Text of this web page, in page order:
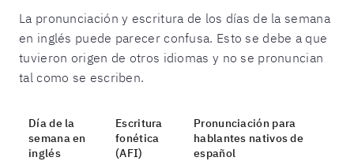
La pronunciación y escritura de los días de la semana
en inglés puede parecer confusa. Esto se debe a que
tuvieron origen de otros idiomas y no se pronuncian
tal como se escriben.
Día de la
semana en
inglés
Escritura
fonética
(AFI)
Pronunciación para
hablantes nativos de
español